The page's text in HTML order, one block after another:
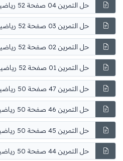
حل التمرين 04 صفحة 52 رياضيات السنة الأولى متوسط
حل التمرين 03 صفحة 52 رياضيات السنة الأولى متوسط
حل التمرين 02 صفحة 52 رياضيات السنة الأولى متوسط
حل التمرين 01 صفحة 52 رياضيات السنة الأولى متوسط
حل التمرين 47 صفحة 50 رياضيات السنة الأولى متوسط
حل التمرين 46 صفحة 50 رياضيات السنة الأولى متوسط
حل التمرين 45 صفحة 50 رياضيات السنة الأولى متوسط
حل التمرين 44 صفحة 50 رياضيات السنة الأولى متوسط